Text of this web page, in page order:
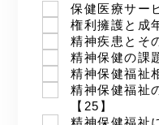
保健医療サー
権利擁護と成
精神疾患とそ
精神保健の課
精神保健福祉
精神保健福祉
【25】
精神保健福祉